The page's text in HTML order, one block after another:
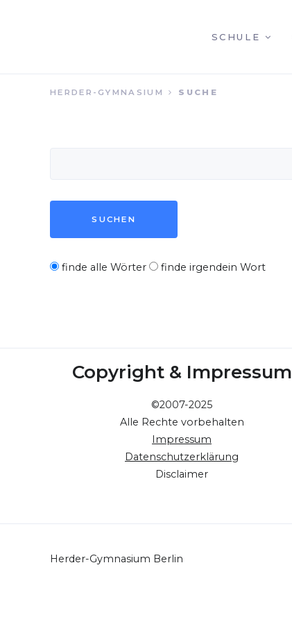
NAVIGATION
SCHULE
HERDER-GYMNASIUM SUCHE
SUCHEN
OPTIONEN
finde alle Wörter finde irgendein Wort
Copyright & Impressum
©2007-2025
Alle Rechte vorbehalten
Impressum
Datenschutzerklärung
Disclaimer
Herder-Gymnasium Berlin